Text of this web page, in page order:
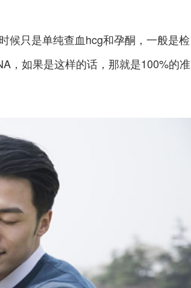
只是单纯查血hcg和孕酮，一般是检
，如果是这样的话，那就是100%的准